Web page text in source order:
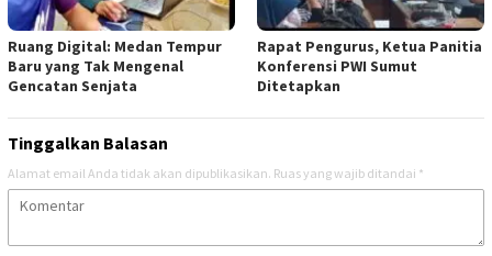
Ruang Digital: Medan Tempur
Baru yang Tak Mengenal
Gencatan Senjata
Rapat Pengurus, Ketua Panitia
Konferensi PWI Sumut
Ditetapkan
Tinggalkan Balasan
Alamat email Anda tidak akan dipublikasikan. Ruas yang wajib ditandai *